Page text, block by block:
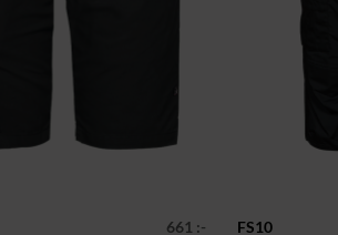
661 :- FS10